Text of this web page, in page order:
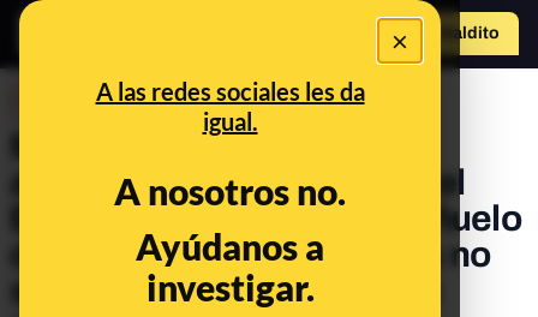
×
A las redes sociales les da
igual.
A nosotros no.
Ayúdanos a
investigar.
Hazte Maldito
Macron y la campaña para
acusarle de tomar drogas: el
Elíseo afirma que es un pañuelo
de papel y en las imágenes no
se ve que sea una bolsa de